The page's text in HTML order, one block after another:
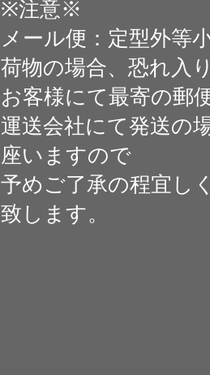
※注意※
メール便：定型外等
荷物の場合、恐れ入
お客様にて最寄の郵
運送会社にて発送の
座いますので
予めご了承の程宜し
致します。